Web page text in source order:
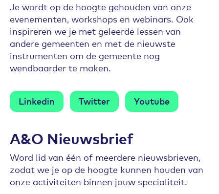
Je wordt op de hoogte gehouden van onze
evenementen, workshops en webinars. Ook
inspireren we je met geleerde lessen van
andere gemeenten en met de nieuwste
instrumenten om de gemeente nog
wendbaarder te maken.
Linkedin Twitter Youtube
A&O Nieuwsbrief
Word lid van één of meerdere nieuwsbrieven,
zodat we je op de hoogte kunnen houden van
onze activiteiten binnen jouw specialiteit.